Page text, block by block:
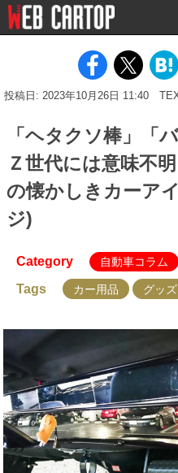
投稿日: 2023年10月26日 11:40
「ヘタクソ棒」「
Ｚ世代には意味不
の懐かしきカーア
ジ)
Category 自動車コラム
Tags カー用品 グッズ